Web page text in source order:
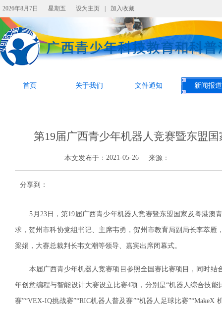
2026年8月7日 星期五 设为主页 加入收藏
首页 关于我们 文件通知 新闻报道
第19届广西青少年机器人竞赛暨东盟
本文发布于： 2021-05-26 来源：
分享到：
5月23日，第19届广西青少年机器人竞赛暨东盟国家及粤港澳
求，贺州市科协党组书记、主席韦勇，贺州市教育局副局长李萃
梁娟，大赛总裁判长韦文潮等领导、嘉宾出席闭幕式。
本届广西青少年机器人竞赛项目参照全国赛比赛项目，同时结
年创意编程与智能设计大赛设立比赛4项，分别是“机器人综合技
赛”“VEX-IQ挑战赛”“RIC机器人普及赛”“机器人足球比赛